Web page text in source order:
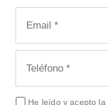
He leído y acepto la